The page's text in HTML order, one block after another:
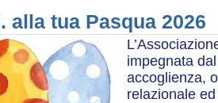
alla tua Pasqua 2026
impegnata
accoglienza,
relazionale